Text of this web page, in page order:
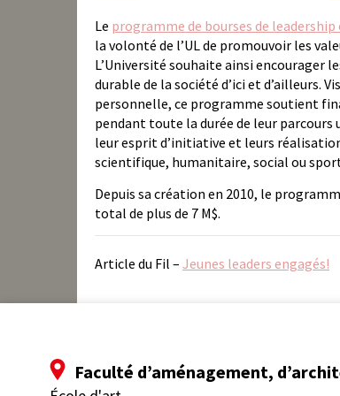
Le programme de bourses de
la volonté de l’UL de promouvoir les
L’Université souhaite ainsi
durable de la société d’ici et d’ailleurs.
personnelle, ce programme soutient
pendant toute la durée de leur parcours
leur esprit d’initiative et leurs
scientifique, humanitaire, social ou
Depuis sa création en 2010, le
total de plus de 7 M$.
Article du Fil – Jeunes leaders engagés!
Faculté d’aménagement,